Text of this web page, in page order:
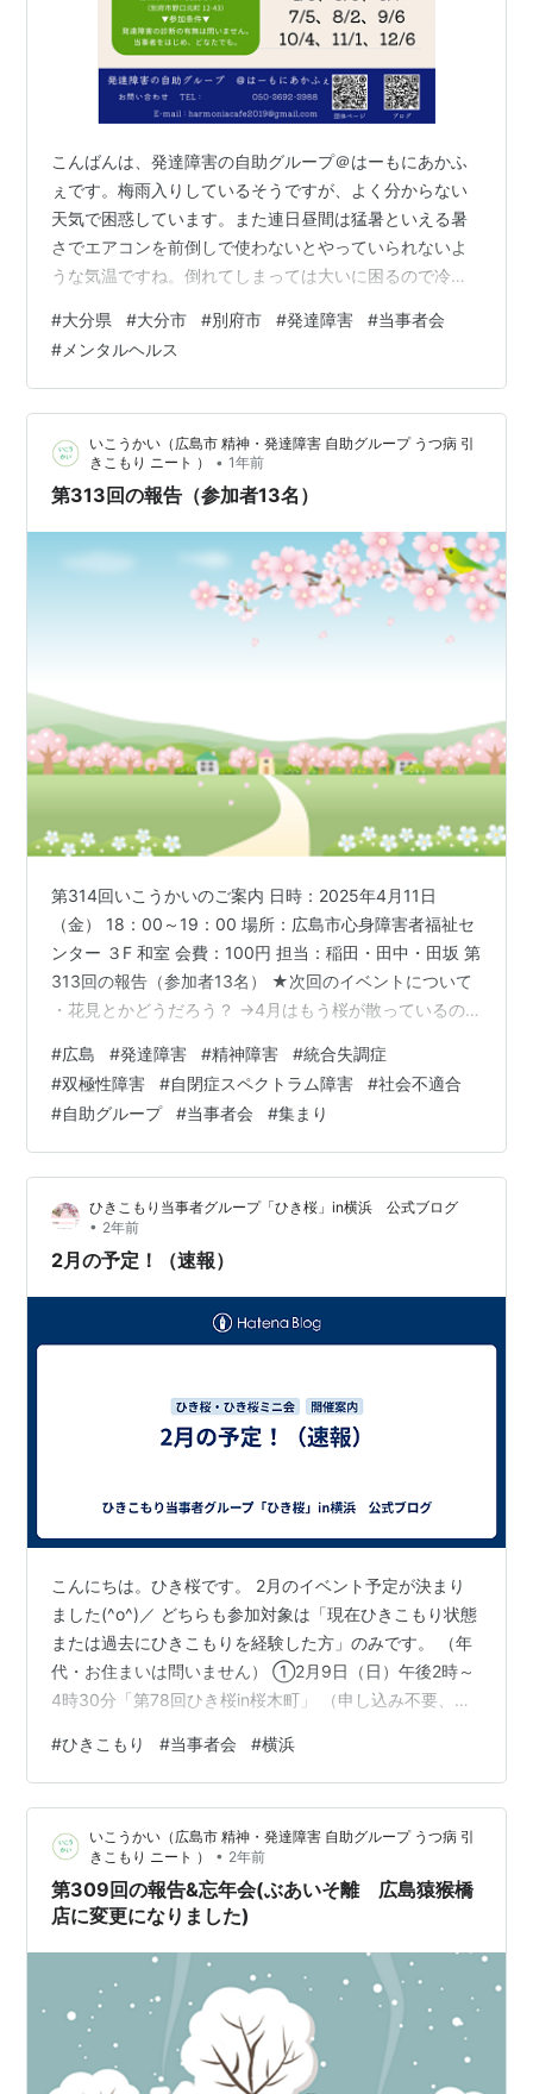
こんばんは、発達障害の自助グループ＠はーもにあかふ
ぇです。梅雨入りしているそうですが、よく分からない
天気で困惑しています。また連日昼間は猛暑といえる暑
さでエアコンを前倒しで使わないとやっていられないよ
うな気温ですね。倒れてしまっては大いに困るので冷房
ている自助会を兼ねた「茶話会（さわかい）」のおしら
せです。2025年7月5日（土）13時～16時（懇親会は12
時から）、いつもの野口ふれあい交流センター和室にて
行います。詳しくは以下の詳細をご覧ください。 大きな
ポイントとしてはゲストあり回です。「訪問看護ステー
ションReaf」の看護師さんがゲス…
#大分県 #大分市 #別府市 #発達障害 #当事者会
# メンタルヘルス
いこうかい（広島市 精神・発達障害 自助グループ うつ病 引
きこもり ニート ）
• 1年前
第313回の報告（参加者13名）
第314回いこうかいのご案内 日時：2025年4月11日
（金） 18：00～19：00 場所：広島市心身障害者福祉セ
ンター ３F 和室 会費：100円 担当：稲田・田中・田坂 第
313回の報告（参加者13名） ★次回のイベントについて
・花見とかどうだろう？ →4月はもう桜が散っているの
早いかも…？ →ノンアルコールビールも美味しいよね！
★ギャンブル依存について ・ギャンブルにハマってい
て、帰りの電車賃が無くなるまで使ってしまって、歩い
て帰ることも…。 ・ギャンブルを全くやらないようにす
る会はあるけど、ちょっとはやっても良しとする0か10…
#広島 #発達障害 #精神障害 #統合失調症
#双極性障害 #自閉症スペクトラム障害 #社会不適合
#自助グループ #当事者会 #集まり
ひきこもり当事者グループ「ひき桜」in横浜 公式ブログ
• 2年前
2月の予定！（速報）
こんにちは。ひき桜です。 2月のイベント予定が決まり
ました(^o^)／ どちらも参加対象は「現在ひきこもり状態
または過去にひきこもりを経験した方」のみです。 （年
代・お住まいは問いません） ①2月9日（日）午後2時～
4時30分「第78回ひき桜in桜木町」 （申し込み不要、参
回ひき桜ミニ会inあざみ野」 （申し込み必要、参加費
100円） 各イベントの詳細は近くなりましたら本ブログ
などに掲載いたします。 事情により開催できなくなった
場合には、決まった段階で本ブログなどに掲示いたしま
す。 すごい久しぶりに夜間開催がありますね～ ではでは
失…
#ひきこもり #当事者会 #横浜
いこうかい（広島市 精神・発達障害 自助グループ うつ病 引
きこもり ニート ）
• 2年前
第309回の報告&忘年会(ぶあいそ離 広島猿猴橋
店に変更になりました)